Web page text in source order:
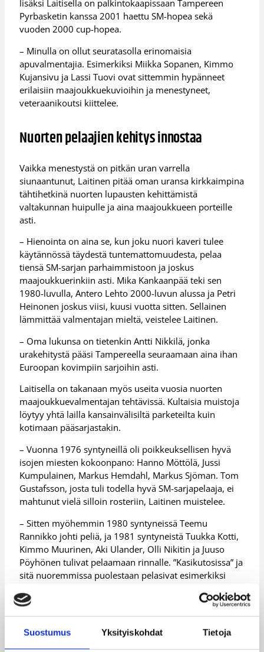
Suostumus Yksityiskohdat Tietoja
lisäksi Laitisella on palkintokaapissaan Tampereen
Pyrbasketin kanssa 2001 haettu SM-hopea sekä
vuoden 2000 cup-hopea.
– Minulla on ollut seuratasolla erinomaisia
apuvalmentajia. Esimerkiksi Miikka Sopanen, Kimmo
Kujansivu ja Lassi Tuovi ovat sittemmin hypänneet
erilaisiin maajoukkuekuvioihin ja menestyneet,
veteraanikoutsi kiittelee.
Nuorten pelaajien kehitys innostaa
Vaikka menestystä on pitkän uran varrella
siunaantunut, Laitinen pitää oman uransa kirkkaimpina
tähtihetkinä nuorten lupausten kehittämistä
valtakunnan huipulle ja aina maajoukkueen porteille
asti.
– Hienointa on aina se, kun joku nuori kaveri tulee
käytännössä täydestä tuntemattomuudesta, pelaa
tiensä SM-sarjan parhaimmistoon ja joskus
maajoukkuerinkiin asti. Mika Kankaanpää teki sen
1980-luvulla, Antero Lehto 2000-luvun alussa ja Petri
Heinonen joskus viisi, kuusi vuotta sitten. Sellainen
lämmittää valmentajan mieltä, veistelee Laitinen.
– Oma lukunsa on tietenkin Antti Nikkilä, jonka
urakehitystä pääsi Tampereella seuraamaan aina ihan
Euroopan kovimpiin sarjoihin asti.
Laitisella on takanaan myös useita vuosia nuorten
maajoukkuevalmentajan tehtävissä. Kultaisia muistoja
löytyy yhtä lailla kansainvälisiltä parketeilta kuin
kotimaan pääsarjastakin.
– Vuonna 1976 syntyneillä oli poikkeuksellisen hyvä
isojen miesten kokoonpano: Hanno Möttölä, Jussi
Kumpulainen, Markus Hemdahl, Markus Sjöman. Tom
Gustafsson, josta tuli todella hyvä SM-sarjapelaaja, ei
mahtunut vielä silloin rosteriin, Laitinen muistelee.
– Sitten myöhemmin 1980 syntyneissä Teemu
Rannikko johti peliä, ja 1981 syntyneistä Tuukka Kotti,
Kimmo Muurinen, Aki Ulander, Olli Nikitin ja Juuso
Pöyhönen tulivat pelaamaan rinnalle. ”Kasikutosissa” ja
sitä nuoremmissa puolestaan pelasivat esimerkiksi
Santtu Haanpää, Mikko Koivisto ja Junnu Lee.
junioreita ja kohdata kyseisissä matseissa
kansainvälisillä kentillä Pau Gasolin ja Juan Carlos